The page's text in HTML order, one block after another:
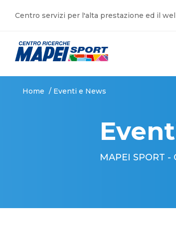
Centro servizi per l'alta prestazione ed il
Home / Eventi e News
MAPEI SPORT